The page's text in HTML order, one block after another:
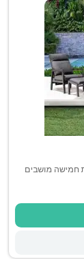
חמישה מושבים